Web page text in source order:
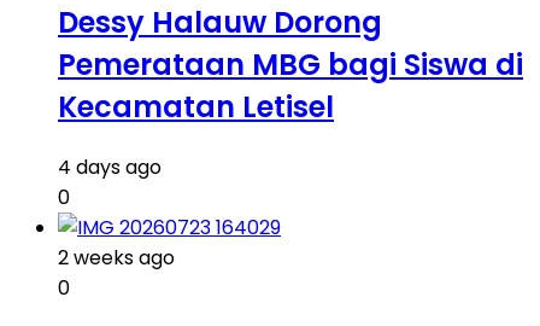
Dessy Halauw Dorong
Pemerataan MBG bagi Siswa di
Kecamatan Letisel
4 days ago
0
2 weeks ago
0